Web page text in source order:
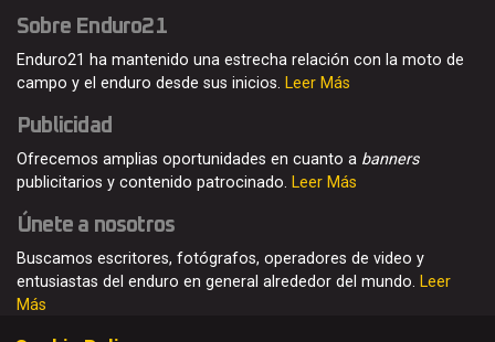
Sobre Enduro21
Enduro21 ha mantenido una estrecha relación con la moto de
campo y el enduro desde sus inicios. Leer Más
Publicidad
Ofrecemos amplias oportunidades en cuanto a banners
publicitarios y contenido patrocinado. Leer Más
Únete a nosotros
Buscamos escritores, fotógrafos, operadores de video y
entusiastas del enduro en general alrededor del mundo. Leer
Más